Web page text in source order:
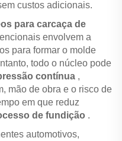
custos adicionais.
para carcaça de
envolvem a
para formar o molde
todo o núcleo pode
contínua ,
mão de obra e o risco de
em que reduz
de fundição .
automotivos,